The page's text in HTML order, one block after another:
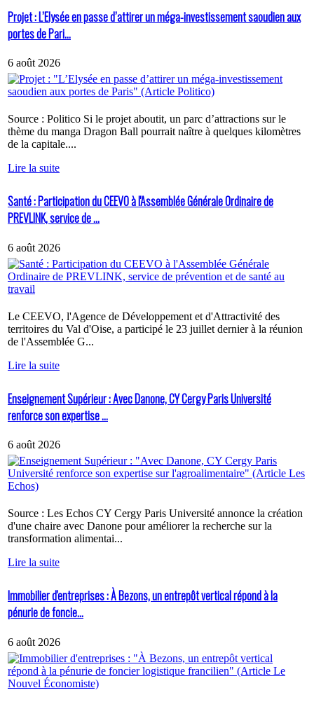
Projet : L’Elysée en passe d’attirer un méga-investissement saoudien aux
portes de Pari...
6 août 2026
Source : Politico Si le projet aboutit, un parc d’attractions sur le
thème du manga Dragon Ball pourrait naître à quelques kilomètres
de la capitale....
Lire la suite
Santé : Participation du CEEVO à l'Assemblée Générale Ordinaire de
PREVLINK, service de ...
6 août 2026
Le CEEVO, l'Agence de Développement et d'Attractivité des
territoires du Val d'Oise, a participé le 23 juillet dernier à la réunion
de l'Assemblée G...
Lire la suite
Enseignement Supérieur : Avec Danone, CY Cergy Paris Université
renforce son expertise ...
6 août 2026
Source : Les Echos CY Cergy Paris Université annonce la création
d'une chaire avec Danone pour améliorer la recherche sur la
transformation alimentai...
Lire la suite
Immobilier d'entreprises : À Bezons, un entrepôt vertical répond à la
pénurie de foncie...
6 août 2026